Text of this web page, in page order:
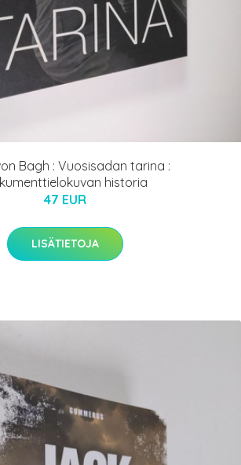
Bagh : Vuosisadan tarina :
historia
47 EUR
LISÄTIETOJA